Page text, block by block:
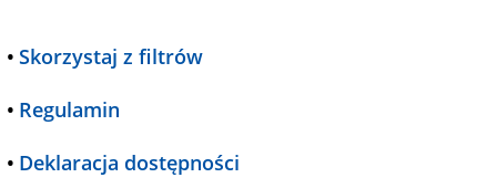
• Skorzystaj z filtrów
• Regulamin
• Deklaracja dostępności